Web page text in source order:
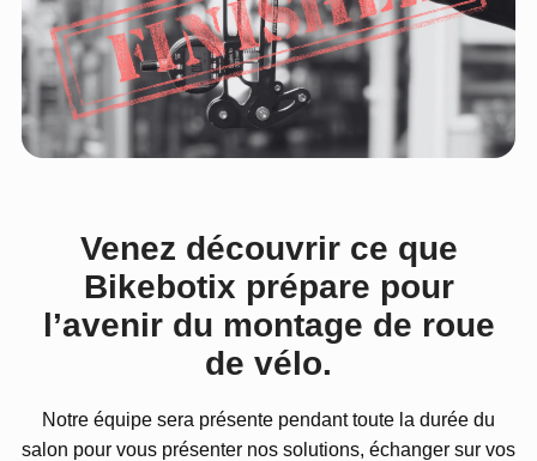
Venez découvrir ce que
Bikebotix prépare pour
l’avenir du montage de roue
de vélo.
Notre équipe sera présente pendant toute la durée du
salon pour vous présenter nos solutions, échanger sur vos